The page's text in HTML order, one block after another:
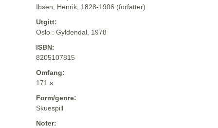
Ibsen, Henrik, 1828-1906 (forfatter)
Utgitt:
Oslo : Gyldendal, 1978
ISBN:
8205107815
Omfang:
171 s.
Form/genre:
Skuespill
Noter: